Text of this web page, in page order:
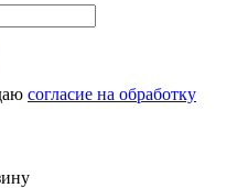
согласие на обработку